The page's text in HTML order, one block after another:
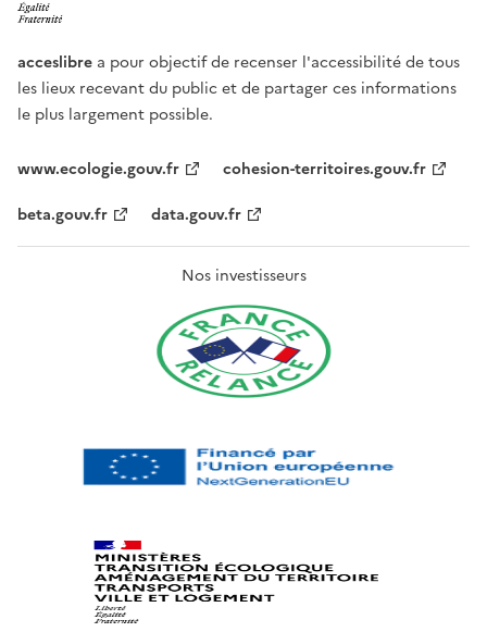
acceslibre a pour objectif de recenser l'accessibilité de tous
les lieux recevant du public et de partager ces informations
le plus largement possible.
www.ecologie.gouv.fr
cohesion-territoires.gouv.fr
beta.gouv.fr
data.gouv.fr
Nos investisseurs